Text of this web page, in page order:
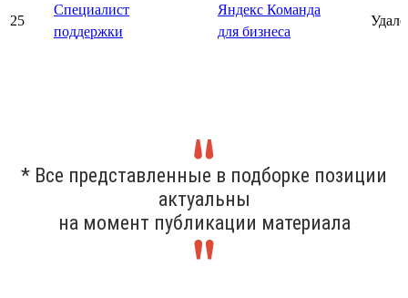
25
Специалист
поддержки
Яндекс Команда
для бизнеса
* Все представленные в подборке позиции
актуальны
на момент публикации материала